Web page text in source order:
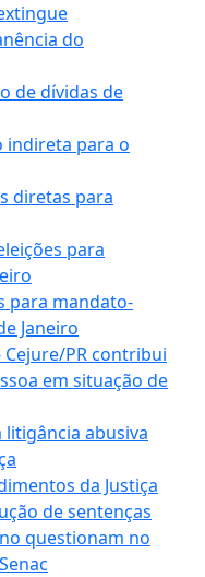
do
de dívidas de
indireta para o
diretas para
para
para mandato-
Janeiro
PR contribui
em situação de
abusiva
da Justiça
de sentenças
questionam no